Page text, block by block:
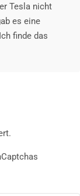
Tesla nicht
es eine
finde das